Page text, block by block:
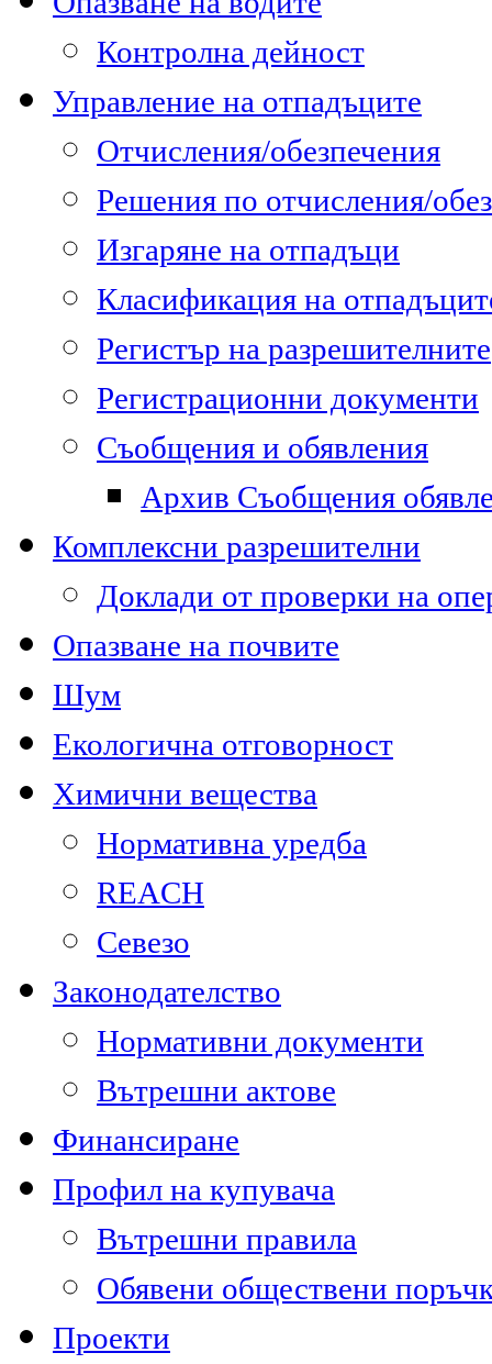
Контролна дейност
Управление на отпадъците
Отчисления/обезпечения
Решения по отчисления/
Изгаряне на отпадъци
Класификация на
Регистър на разрешителните
Регистрационни документи
Съобщения и обявления
Архив Съобщения
Комплексни разрешителни
Доклади от проверки на
Опазване на почвите
Шум
Екологична отговорност
Химични вещества
Нормативна уредба
REACH
Севезо
Законодателство
Нормативни документи
Вътрешни актове
Финансиране
Профил на купувача
Вътрешни правила
Обявени обществени
Проекти